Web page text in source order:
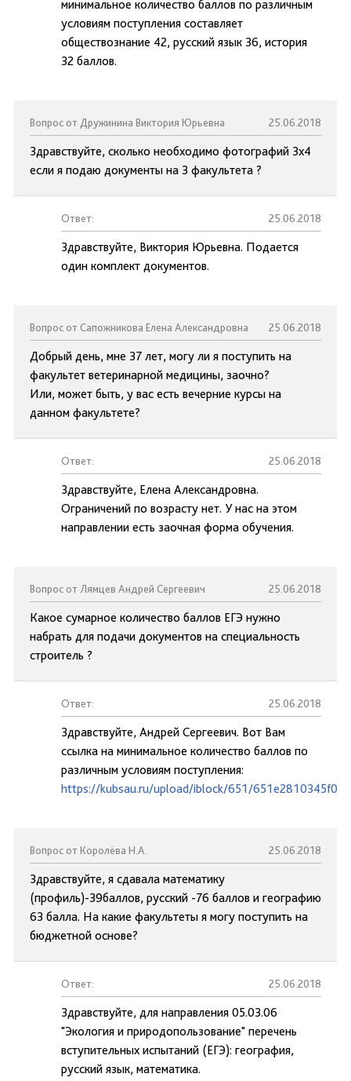
минимальное количество баллов по различным
условиям поступления составляет
обществознание 42, русский язык 36, история
32 баллов.
Вопрос от Дружинина Виктория Юрьевна 25.06.2018
Здравствуйте, сколько необходимо фотографий 3х4
если я подаю документы на 3 факультета ?
Ответ: 25.06.2018
Здравствуйте, Виктория Юрьевна. Подается
один комплект документов.
Вопрос от Сапожникова Елена Александровна 25.06.2018
Добрый день, мне 37 лет, могу ли я поступить на
факультет ветеринарной медицины, заочно?
Или, может быть, у вас есть вечерние курсы на
данном факультете?
Ответ: 25.06.2018
Здравствуйте, Елена Александровна.
Ограничений по возрасту нет. У нас на этом
направлении есть заочная форма обучения.
Вопрос от Лямцев Андрей Сергеевич 25.06.2018
Какое сумарное количество баллов ЕГЭ нужно
набрать для подачи документов на специальность
строитель ?
Ответ: 25.06.2018
Здравствуйте, Андрей Сергеевич. Вот Вам
ссылка на минимальное количество баллов по
различным условиям поступления:
https://kubsau.ru/upload/iblock/651/
Вопрос от Королёва Н.А. 25.06.2018
Здравствуйте, я сдавала математику
(профиль)-39баллов, русский -76 баллов и географию
63 балла. На какие факультеты я могу поступить на
бюджетной основе?
Ответ: 25.06.2018
Здравствуйте, для направления 05.03.06
"Экология и природопользование" перечень
вступительных испытаний (ЕГЭ): география,
русский язык, математика.